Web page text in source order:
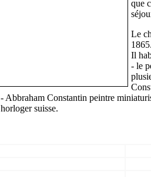
que
Le
Il
- le
- Abbraham Constantin peintre
horloger suisse.